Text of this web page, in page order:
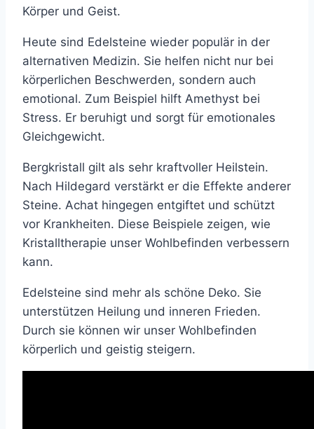
Körper und Geist.
Heute sind Edelsteine wieder populär in der
alternativen Medizin. Sie helfen nicht nur bei
körperlichen Beschwerden, sondern auch
emotional. Zum Beispiel hilft Amethyst bei
Stress. Er beruhigt und sorgt für emotionales
Gleichgewicht.
Bergkristall gilt als sehr kraftvoller Heilstein.
Nach Hildegard verstärkt er die Effekte anderer
Steine. Achat hingegen entgiftet und schützt
vor Krankheiten. Diese Beispiele zeigen, wie
Kristalltherapie unser Wohlbefinden verbessern
kann.
Edelsteine sind mehr als schöne Deko. Sie
unterstützen Heilung und inneren Frieden.
Durch sie können wir unser Wohlbefinden
körperlich und geistig steigern.